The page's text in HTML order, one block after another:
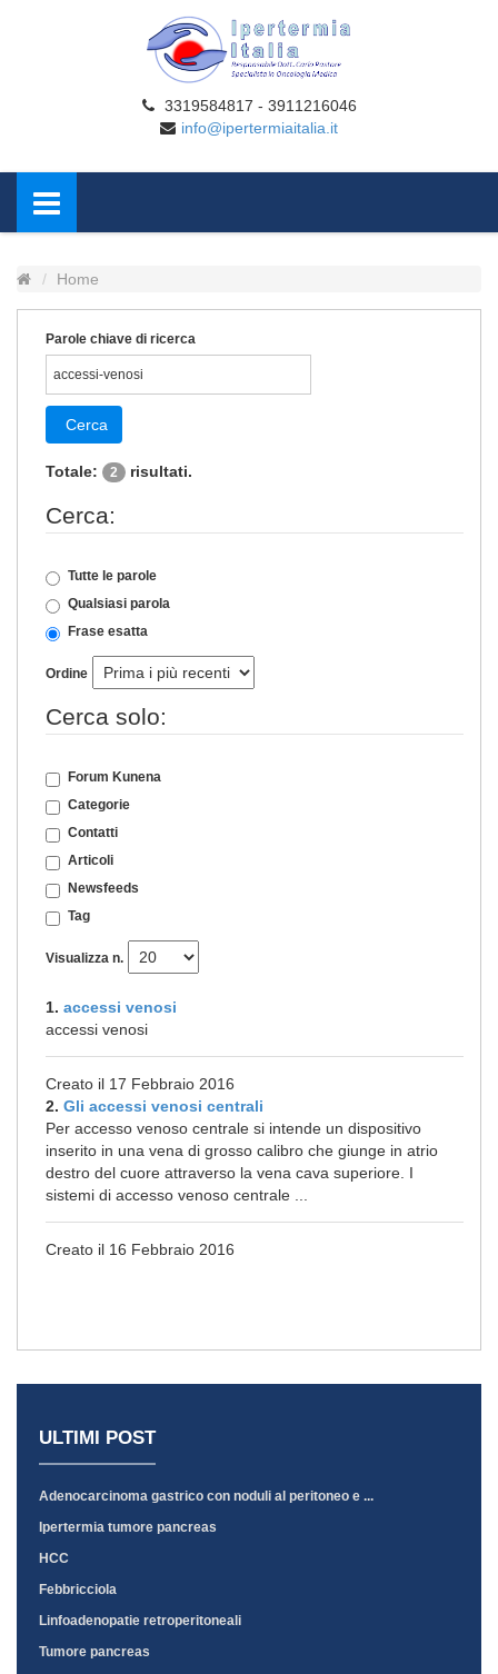
3319584817 - 3911216046
info@ipertermiaitalia.it
Home
Parole chiave di ricerca
Cerca
Totale: 2 risultati.
Cerca:
Tutte le parole
Qualsiasi parola
Frase esatta
Ordine
Cerca solo:
Forum Kunena
Categorie
Contatti
Articoli
Newsfeeds
Tag
Visualizza n.
1. accessi venosi
accessi venosi
Creato il 17 Febbraio 2016
2. Gli accessi venosi centrali
Per accesso venoso centrale si intende un dispositivo
inserito in una vena di grosso calibro che giunge in atrio
destro del cuore attraverso la vena cava superiore. I
sistemi di accesso venoso centrale ...
Creato il 16 Febbraio 2016
ULTIMI POST
Adenocarcinoma gastrico con noduli al peritoneo e ...
Ipertermia tumore pancreas
HCC
Febbricciola
Linfoadenopatie retroperitoneali
Tumore pancreas